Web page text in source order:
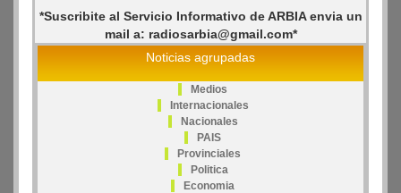
*Suscribite al Servicio Informativo de ARBIA envia un
mail a: radiosarbia@gmail.com*
Noticias agrupadas
Medios
Internacionales
Nacionales
PAIS
Provinciales
Politica
Economia